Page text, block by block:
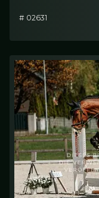
# 02631